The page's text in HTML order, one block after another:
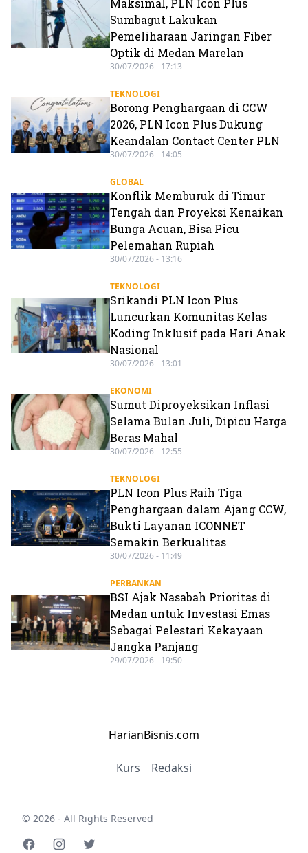
Maksimal, PLN Icon Plus
Sumbagut Lakukan
Pemeliharaan Jaringan Fiber
Optik di Medan Marelan
30/07/2026 - 17:13
TEKNOLOGI
Borong Penghargaan di CCW
2026, PLN Icon Plus Dukung
Keandalan Contact Center PLN
30/07/2026 - 14:05
GLOBAL
Konflik Memburuk di Timur
Tengah dan Proyeksi Kenaikan
Bunga Acuan, Bisa Picu
Pelemahan Rupiah
30/07/2026 - 13:16
TEKNOLOGI
Srikandi PLN Icon Plus
Luncurkan Komunitas Kelas
Koding Inklusif pada Hari Anak
Nasional
30/07/2026 - 13:01
EKONOMI
Sumut Diproyeksikan Inflasi
Selama Bulan Juli, Dipicu Harga
Beras Mahal
30/07/2026 - 12:55
TEKNOLOGI
PLN Icon Plus Raih Tiga
Penghargaan dalam Ajang CCW,
Bukti Layanan ICONNET
Semakin Berkualitas
30/07/2026 - 11:49
PERBANKAN
BSI Ajak Nasabah Prioritas di
Medan untuk Investasi Emas
Sebagai Pelestari Kekayaan
Jangka Panjang
29/07/2026 - 19:50
HarianBisnis.com
Kurs Redaksi
© 2026 - All Rights Reserved